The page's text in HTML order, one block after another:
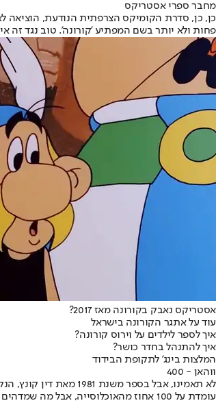
מחבר ספרי אסטריקס
פחות ולא יותר בשם המפתיע 'קורונה'. טוב נגד זה
אסטריקס נאבק בקורונה מאז 2017?
עוד על אתגר הקורונה בישראל
איך לספר לילדים על וירוס קורונה?
איך להתנהל בחדר כושר?
המלצות בינג' לתקופת הבידוד
ווהאן - 400
עומדת על 100 אחוז מהאוכלוסייה, אבל מה שמדהים בהקשר להתפרצות הקורונה היא העיר עיר הסינית ווהאן במחוז חוביי שבסין, הרי היא מוקד ההתפרצות של הקורונה. אם זו לא נבואה אז מה כן?